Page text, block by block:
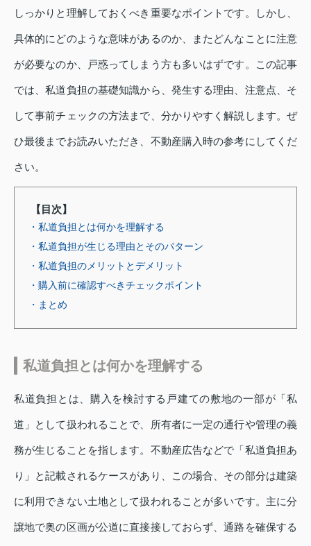
しっかりと理解しておくべき重要なポイントです。しかし、
具体的にどのような意味があるのか、またどんなことに注意
が必要なのか、戸惑ってしまう方も多いはずです。この記事
では、私道負担の基礎知識から、発生する理由、注意点、そ
して事前チェックの方法まで、分かりやすく解説します。ぜ
ひ最後までお読みいただき、不動産購入時の参考にしてくだ
さい。
【目次】
・私道負担とは何かを理解する
・私道負担が生じる理由とそのパターン
・私道負担のメリットとデメリット
・購入前に確認すべきチェックポイント
・まとめ
私道負担とは何かを理解する
私道負担とは、購入を検討する戸建ての敷地の一部が「私
道」として扱われることで、所有者に一定の通行や管理の義
務が生じることを指します。不動産広告などで「私道負担あ
り」と記載されるケースがあり、この場合、その部分は建築
に利用できない土地として扱われることが多いです。主に分
譲地で奥の区画が公道に直接接しておらず、通路を確保する